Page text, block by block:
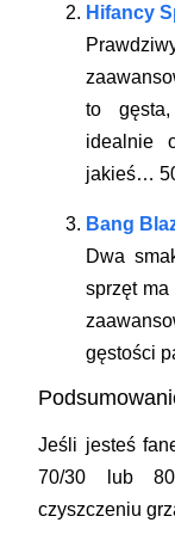
Hifancy
to
idealnie
jakieś…
Bang
Dwa
sprzęt
gęstości
Jeśli jesteś
70/30 lub
czyszczeniu